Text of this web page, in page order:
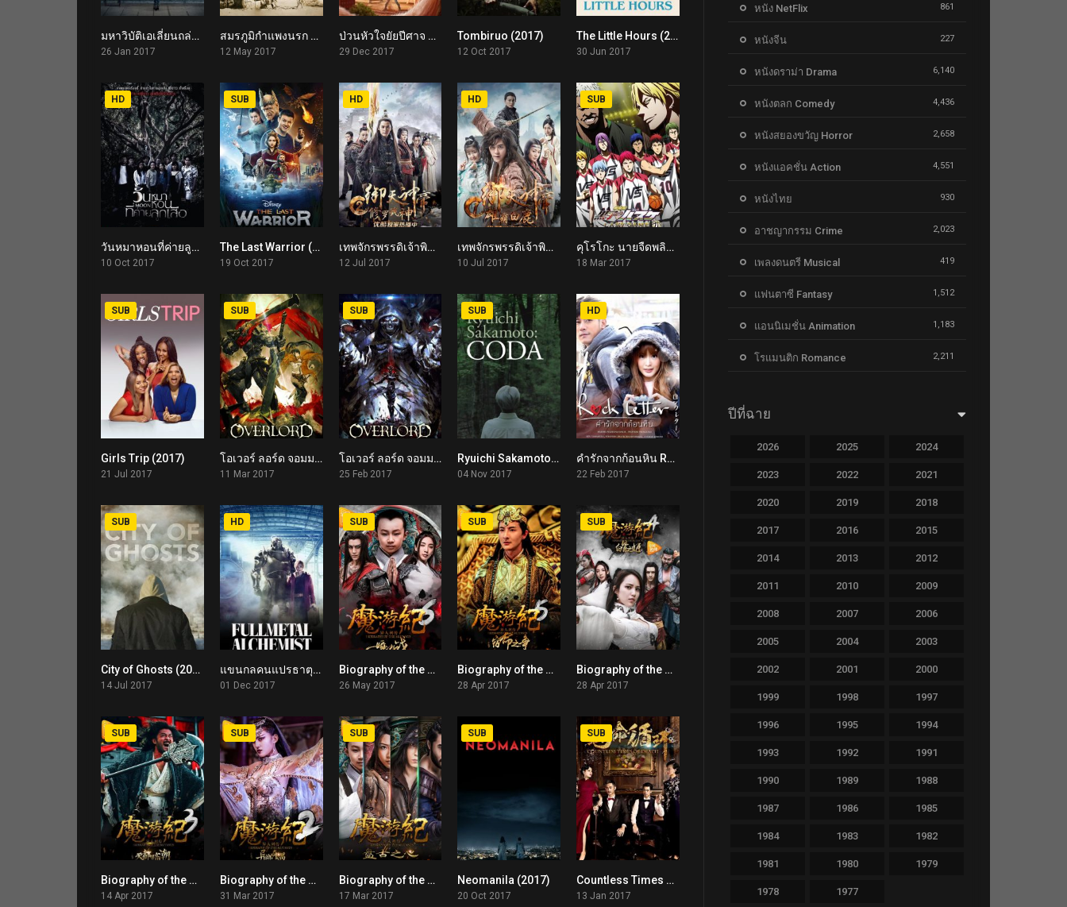
5.6
มหาวิบัติเอเลี่ยนถล่มโลก Attraction (2017)
26 Jan 2017
6.2
สมรภูมิกำแพงนรก The Wall (2017)
12 May 2017
5.2
ป่วนหัวใจยัยปีศาจ Hanson and the Beast (2017)
29 Dec 2017
5.8
Tombiruo (2017)
12 Oct 2017
5.8The Little Hours (2017)
30 Jun 2017
4.9
HD
วันหมาหอนที่ค่ายลูกเสือ Black Full Moon (2017)
10 Oct 2017
6.4
SUB
The Last Warrior (2017)
19 Oct 2017
5.5
HD
เทพจักรพรรดิเจ้าพิภพ 2 อสุรา เทพสังหาร Imperial God Emperor 2 (2017)
12 Jul 2017
5.5
HD
เทพจักรพรรดิเจ้าพิภพ 1 วีรชนแห่งสำนักกวางขาว Imperial God Emperor 1 (2017)
10 Jul 2017
7.7
SUB
คุโรโกะ นายจืดพลิกสังเวียนบาส เกมสุดท้าย Kuroko’s Basketball the Movie: Last Game (2017)
18 Mar 2017
6.2
SUB
Girls Trip (2017)
21 Jul 2017
7.2
SUB
โอเวอร์ ลอร์ด จอมมารพิชิตโลก เดอะ มูฟวี่ 2 Overlord: The Dark Hero (2017)
11 Mar 2017
7.5
SUB
โอเวอร์ ลอร์ด จอมมารพิชิตโลก เดอะ มูฟวี่ 1 Overlord: The Undead King (2017)
25 Feb 2017
7.6
SUB
Ryuichi Sakamoto: Coda (2017)
04 Nov 2017
5.6
HD
คำรักจากก้อนหิน Rock Letter (2017)
22 Feb 2017
7.4
SUB
City of Ghosts (2017)
14 Jul 2017
5.3
HD
แขนกลคนแปรธาตุ Fullmetal Alchemist (2017)
01 Dec 2017
5.6
SUB
Biography of the Mutants 6 (2017)
26 May 2017
5.6
SUB
Biography of the Mutants 5 (2017)
28 Apr 2017
5.6
SUB
Biography of the Mutants 4 (2017)
28 Apr 2017
5.6
SUB
Biography of the Mutants 3 (2017)
14 Apr 2017
5.6
SUB
Biography of the Mutants 2 (2017)
31 Mar 2017
5.6
SUB
Biography of the Mutants (2017)
17 Mar 2017
6.3
SUB
Neomanila (2017)
20 Oct 2017
5.6
SUB
Countless Times of Death (2017)
13 Jan 2017
หนัง NetFlix 861
หนังจีน 227
หนังดราม่า Drama 6,140
หนังตลก Comedy 4,436
หนังสยองขวัญ Horror 2,658
หนังแอคชั่น Action 4,551
หนังไทย 930
อาชญากรรม Crime 2,023
เพลงดนตรี Musical 419
แฟนตาซี Fantasy 1,512
แอนนิเมชั่น Animation 1,183
โรแมนติก Romance 2,211
ปีที่ฉาย
2026 2025 2024
2023 2022 2021
2020 2019 2018
2017 2016 2015
2014 2013 2012
2011 2010 2009
2008 2007 2006
2005 2004 2003
2002 2001 2000
1999 1998 1997
1996 1995 1994
1993 1992 1991
1990 1989 1988
1987 1986 1985
1984 1983 1982
1981 1980 1979
1978 1977